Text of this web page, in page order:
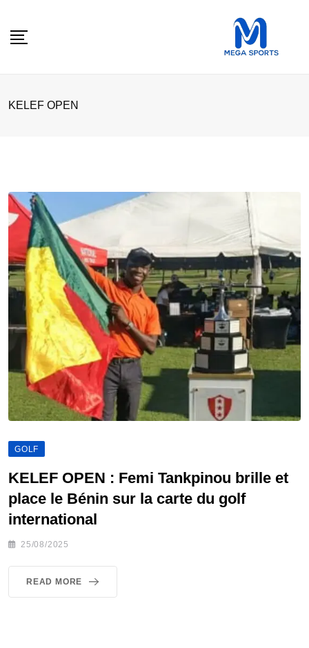
KELEF OPEN
GOLF
KELEF OPEN : Femi Tankpinou brille et
place le Bénin sur la carte du golf
international
25/08/2025
READ MORE